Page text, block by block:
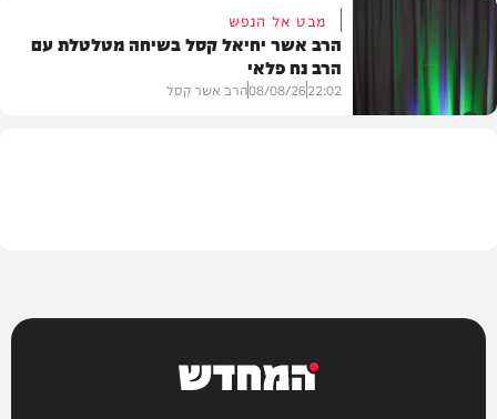
וידאו
מבט אל הנפש
הרב אשר יחיאל קסל בשיחה מטלטלת עם
הרב נח פלאי
22:02
08/08/26הרב אשר קסל
המחדש